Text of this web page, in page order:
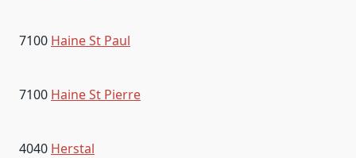
7100 Haine St Paul
7100 Haine St Pierre
4040 Herstal